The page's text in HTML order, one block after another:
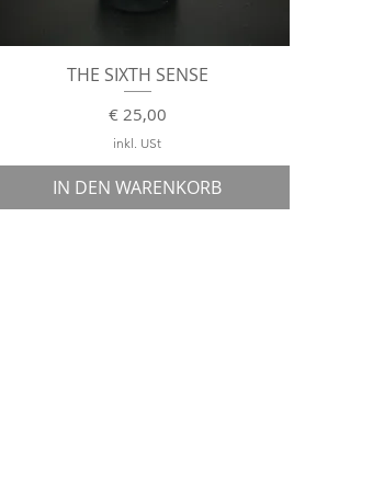
Schnellansicht
THE SIXTH SENSE
Preis
€ 25,00
inkl. USt
IN DEN WARENKORB